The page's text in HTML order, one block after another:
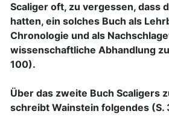
Scaliger oft, zu vergessen, dass
hatten, ein solches Buch als
Chronologie und als
wissenschaftliche Abhandlung
100).
Über das zweite Buch Scaligers
schreibt Wainstein folgendes (S.